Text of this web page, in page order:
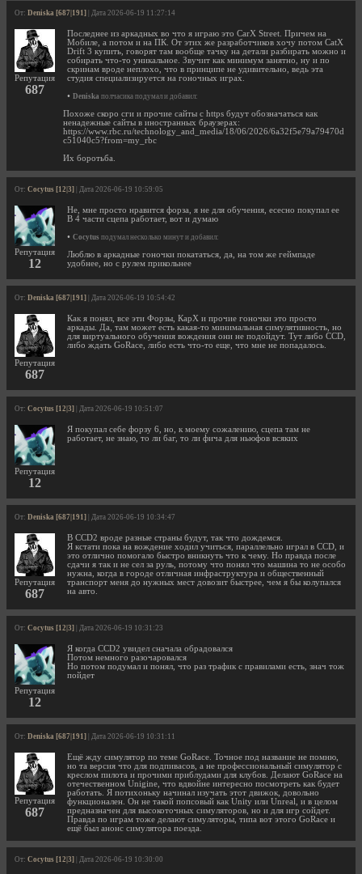
От: Deniska [687|191] | Дата 2026-06-19 11:27:14
Репутация
687
Последнее из аркадных во что я играю это CarX Street. Причем на
Мобиле, а потом и на ПК. От этих же разработчиков хочу потом CatX
Drift 3 купить, говорят там вообще тачку на детали разбирать можно и
собирать что-то уникальное. Звучит как минимум занятно, ну и по
скринам вроде неплохо, что в принципе не удивительно, ведь эта
студия специализируется на гоночных играх.
• Deniska полчасика подумал и добавил:
Похоже скоро сги и прочие сайты с https будут обозначаться как
ненадежные сайты в иностранных браузерах:
https://www.rbc.ru/technology_and_media/18/06/2026/6a32f5e79a79470d
c51040c5?from=my_rbc
Их боротьба.
От: Cocytus [12|3] | Дата 2026-06-19 10:59:05
Репутация
12
Не, мне просто нравится форза, я не для обучения, есесно покупал ее
В 4 части сцепа работает, вот и думаю
• Cocytus подумал несколько минут и добавил:
Люблю в аркадные гоночки покататься, да, на том же геймпаде
удобнее, но с рулем прикольнее
От: Deniska [687|191] | Дата 2026-06-19 10:54:42
Репутация
687
Как я понял, все эти Форзы, КарХ и прочие гоночки это просто
аркады. Да, там может есть какая-то минимальная симулятивность, но
для виртуального обучения вождения они не подойдут. Тут либо CCD,
либо ждать GoRace, либо есть что-то еще, что мне не попадалось.
От: Cocytus [12|3] | Дата 2026-06-19 10:51:07
Репутация
12
Я покупал себе форзу 6, но, к моему сожалению, сцепа там не
работает, не знаю, то ли баг, то ли фича для ньюфов всяких
От: Deniska [687|191] | Дата 2026-06-19 10:34:47
Репутация
687
В CCD2 вроде разные страны будут, так что дождемся.
Я кстати пока на вождение ходил учиться, параллельно играл в CCD, и
это отлично помогало быстро вникнуть что к чему. Но правда после
сдачи я так и не сел за руль, потому что понял что машина то не особо
нужна, когда в городе отличная инфраструктура и общественный
транспорт меня до нужных мест довозит быстрее, чем я бы колупался
на авто.
От: Cocytus [12|3] | Дата 2026-06-19 10:31:23
Репутация
12
Я когда CCD2 увидел сначала обрадовался
Потом немного разочаровался
Но потом подумал и понял, что раз трафик с правилами есть, знач тож
пойдет
От: Deniska [687|191] | Дата 2026-06-19 10:31:11
Репутация
687
Ещё жду симулятор по теме GoRace. Точное под название не помню,
но та версия что для подпивасов, а не профессиональный симулятор с
креслом пилота и прочими приблудами для клубов. Делают GoRace на
отечественном Unigine, что вдвойне интересно посмотреть как будет
работать. Я потихоньку начинал изучать этот движок, довольно
функционален. Он не такой попсовый как Unity или Unreal, и в целом
предназначен для высокоточных симуляторов, но и для игр сойдет.
Правда по играм тоже делают симуляторы, типа вот этого GoRace и
ещё был анонс симулятора поезда.
От: Cocytus [12|3] | Дата 2026-06-19 10:30:00